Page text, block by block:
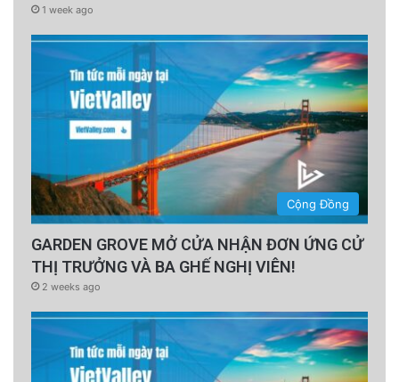
1 week ago
Cộng Đồng
GARDEN GROVE MỞ CỬA NHẬN ĐƠN ỨNG CỬ
THỊ TRƯỞNG VÀ BA GHẾ NGHỊ VIÊN!
2 weeks ago